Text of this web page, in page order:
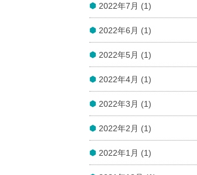
2022年7月 (1)
2022年6月 (1)
2022年5月 (1)
2022年4月 (1)
2022年3月 (1)
2022年2月 (1)
2022年1月 (1)